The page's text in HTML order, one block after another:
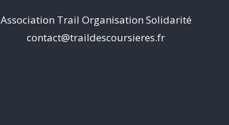
Association Trail Organisation Solidarité
contact@traildescoursieres.fr